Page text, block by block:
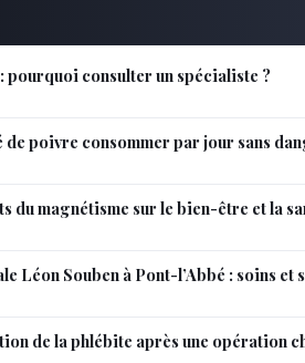
pourquoi consulter un spécialiste ?
de poivre consommer par jour sans
du magnétisme sur le bien-être et la
Léon Souben à Pont-l’Abbé : soins et
de la phlébite après une opération